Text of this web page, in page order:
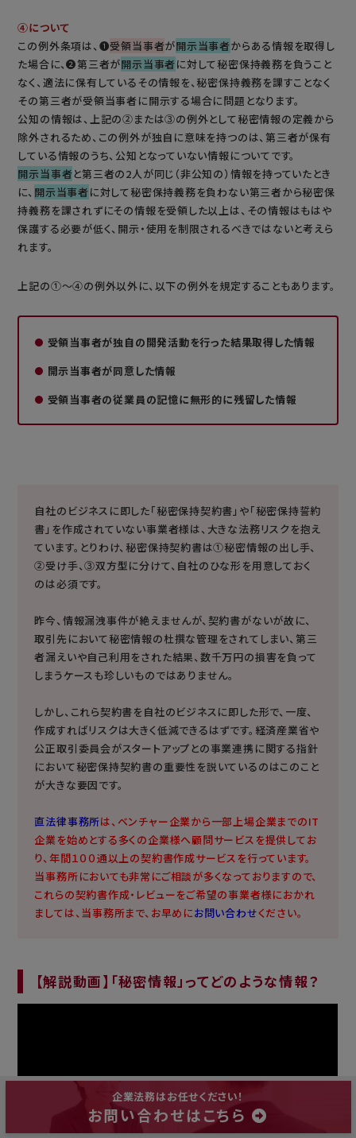
④について
この例外条項は、❶受領当事者が開示当事者からある情報を取得し
た場合に、❷第三者が開示当事者に対して秘密保持義務を負うこと
なく、適法に保有しているその情報を、秘密保持義務を課すことなく
その第三者が受領当事者に開示する場合に問題となります。
公知の情報は、上記の②または③の例外として秘密情報の定義から
除外されるため、この例外が独自に意味を持つのは、第三者が保有
している情報のうち、公知となっていない情報についてです。
開示当事者と第三者の2人が同じ（非公知の）情報を持っていたとき
に、 開示当事者に対して秘密保持義務を負わない第三者から秘密保
持義務を課されずにその情報を受領した以上は、その情報はもはや
保護する必要が低く、開示・使用を制限されるべきではないと考えら
れます。
上記の①～④の例外以外に、以下の例外を規定することもあります。
受領当事者が独自の開発活動を行った結果取得した情報
開示当事者が同意した情報
受領当事者の従業員の記憶に無形的に残留した情報
自社のビジネスに即した「秘密保持契約書」や「秘密保持誓約
書」を作成されていない事業者様は、大きな法務リスクを抱え
ています。とりわけ、秘密保持契約書は①秘密情報の出し手、
②受け手、③双方型に分けて、自社のひな形を用意しておく
のは必須です。
昨今、情報漏洩事件が絶えませんが、契約書がないが故に、
取引先において秘密情報の杜撰な管理をされてしまい、第三
者漏えいや自己利用をされた結果、数千万円の損害を負って
しまうケースも珍しいものではありません。
しかし、これら契約書を自社のビジネスに即した形で、一度、
作成すればリスクは大きく低減できるはずです。経済産業省や
公正取引委員会がスタートアップとの事業連携に関する指針
において秘密保持契約書の重要性を説いているのはこのこと
が大きな要因です。
直法律事務所は、ベンチャー企業から一部上場企業までのIT
企業を始めとする多くの企業様へ顧問サービスを提供してお
り、年間１００通以上の契約書作成サービスを行っています。
当事務所においても非常にご相談が多くなっておりますので、
これらの契約書作成・レビューをご希望の事業者様におかれ
ましては、当事務所まで、お早めにお問い合わせください。
【解説動画】「秘密情報」ってどのような情報？
企業法務はお任せください！
お問い合わせはこちら